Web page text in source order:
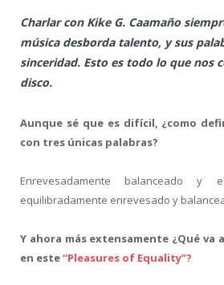
Charlar con Kike G. Caamaño
música desborda talento, y sus
sinceridad. Esto es todo lo que nos
disco.
Aunque sé que es difícil, ¿como
con tres únicas palabras?
Enrevesadamente balanceado y
equilibradamente enrevesado y
Y ahora más extensamente ¿Qué va
en este“Pleasures of Equality”?